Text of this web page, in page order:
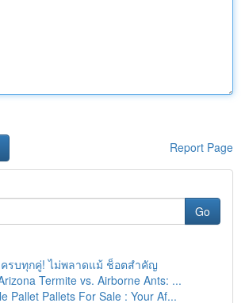
Report Page
Go
รบทุกคู่! ไม่พลาดแม้ ช็อตสำคัญ
Termite vs. Airborne Ants: ...
Pallet Pallets For Sale : Your Af...